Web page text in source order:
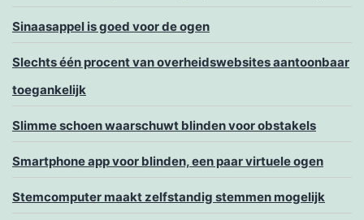
Sinaasappel is goed voor de ogen
Slechts één procent van overheidswebsites aantoonbaar
toegankelijk
Slimme schoen waarschuwt blinden voor obstakels
Smartphone app voor blinden, een paar virtuele ogen
Stemcomputer maakt zelfstandig stemmen mogelijk